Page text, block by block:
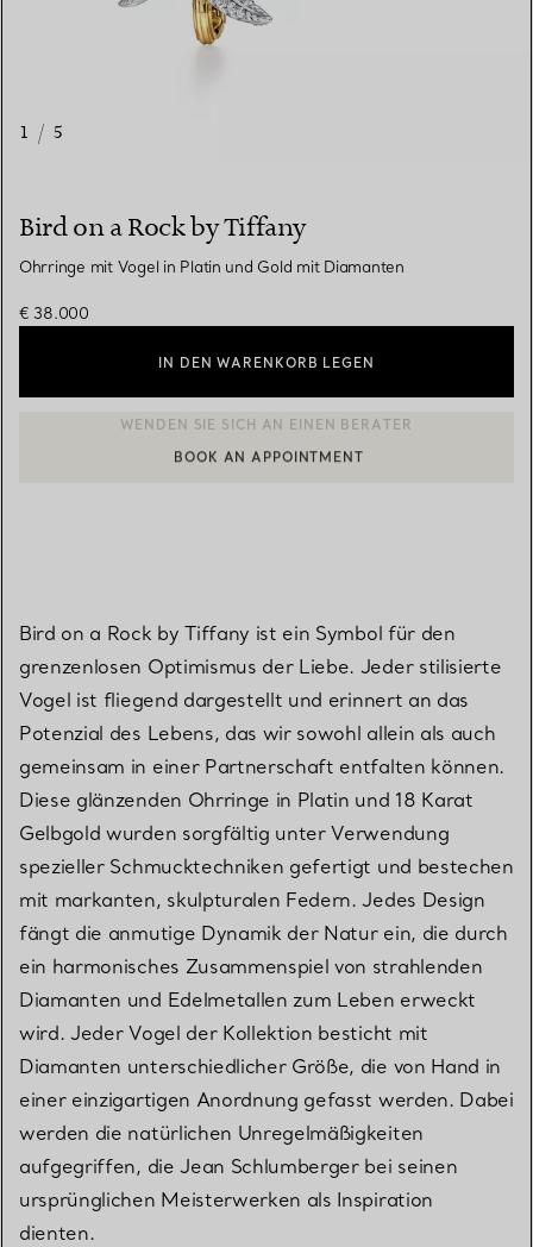
1 / 5
Bird on a Rock by Tiffany
Ohrringe mit Vogel in Platin und Gold mit Diamanten
€ 38.000
IN DEN WARENKORB LEGEN
EINEN KUNDENBERATER KONTAKTIEREN ODER EINEN
BOOK AN APPOINTMENT
Bird on a Rock by Tiffany ist ein Symbol für den
grenzenlosen Optimismus der Liebe. Jeder stilisierte
Vogel ist fliegend dargestellt und erinnert an das
Potenzial des Lebens, das wir sowohl allein als auch
gemeinsam in einer Partnerschaft entfalten können.
Diese glänzenden Ohrringe in Platin und 18 Karat
Gelbgold wurden sorgfältig unter Verwendung
spezieller Schmucktechniken gefertigt und bestechen
mit markanten, skulpturalen Federn. Jedes Design
fängt die anmutige Dynamik der Natur ein, die durch
ein harmonisches Zusammenspiel von strahlenden
Diamanten und Edelmetallen zum Leben erweckt
wird. Jeder Vogel der Kollektion besticht mit
Diamanten unterschiedlicher Größe, die von Hand in
einer einzigartigen Anordnung gefasst werden. Dabei
werden die natürlichen Unregelmäßigkeiten
aufgegriffen, die Jean Schlumberger bei seinen
ursprünglichen Meisterwerken als Inspiration
dienten.